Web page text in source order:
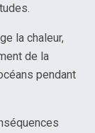
la chaleur,
de la
pendant